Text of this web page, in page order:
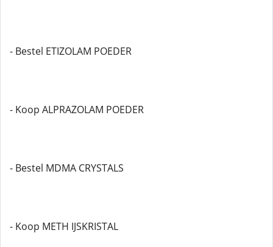
- Bestel ETIZOLAM POEDER
- Koop ALPRAZOLAM POEDER
- Bestel MDMA CRYSTALS
- Koop METH IJSKRISTAL